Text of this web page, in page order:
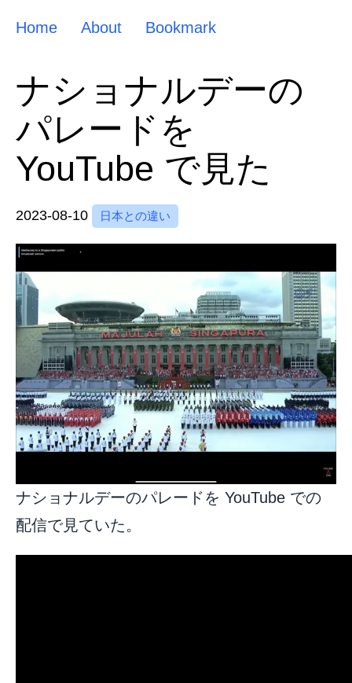
Home About Bookmark
ナショナルデーの
パレードを
YouTube で見た
2023-08-10 日本との違い
ナショナルデーのパレードを YouTube での
配信で見ていた。